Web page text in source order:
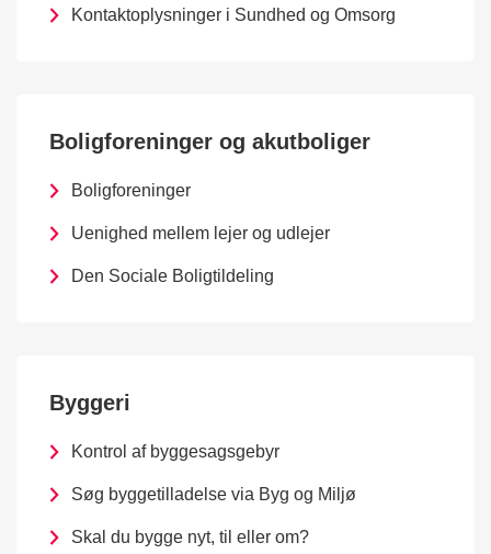
Kontaktoplysninger i Sundhed og Omsorg
Boligforeninger og akutboliger
Boligforeninger
Uenighed mellem lejer og udlejer
Den Sociale Boligtildeling
Byggeri
Kontrol af byggesagsgebyr
Søg byggetilladelse via Byg og Miljø
Skal du bygge nyt, til eller om?